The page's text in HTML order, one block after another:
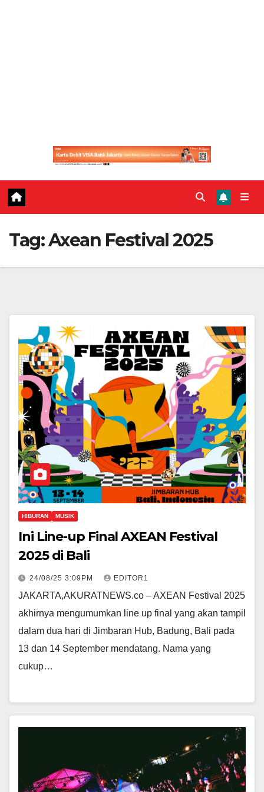
Tag:Axean Festival 2025
HIBURAN MUSIK
Ini Line-up Final AXEAN Festival
2025 di Bali
24/08/25 3:09PM EDITOR1
JAKARTA,AKURATNEWS.co – AXEAN Festival 2025
akhirnya mengumumkan line up final yang akan tampil
dalam dua hari di Jimbaran Hub, Badung, Bali pada
13 dan 14 September mendatang. Nama yang
cukup…